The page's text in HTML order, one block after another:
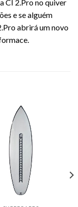
CI 2.Pro no quiver
e se alguém
abrirá um novo